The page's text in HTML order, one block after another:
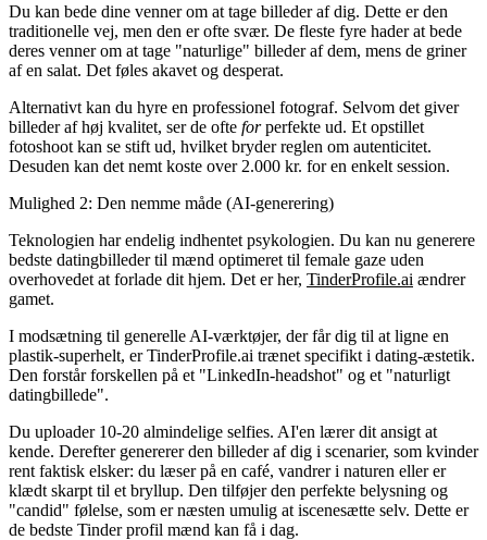
Du kan bede dine venner om at tage billeder af dig. Dette er den
traditionelle vej, men den er ofte svær. De fleste fyre hader at bede
deres venner om at tage "naturlige" billeder af dem, mens de griner
af en salat. Det føles akavet og desperat.
Alternativt kan du hyre en professionel fotograf. Selvom det giver
billeder af høj kvalitet, ser de ofte forperfekte ud. Et opstillet
fotoshoot kan se stift ud, hvilket bryder reglen om autenticitet.
Desuden kan det nemt koste over 2.000 kr. for en enkelt session.
Mulighed 2: Den nemme måde (AI-generering)
Teknologien har endelig indhentet psykologien. Du kan nu generere
bedste datingbilleder til mænd optimeret til female gaze uden
overhovedet at forlade dit hjem. Det er her, TinderProfile.ai ændrer
gamet.
I modsætning til generelle AI-værktøjer, der får dig til at ligne en
plastik-superhelt, er TinderProfile.ai trænet specifikt i dating-æstetik.
Den forstår forskellen på et "LinkedIn-headshot" og et "naturligt
datingbillede".
Du uploader 10-20 almindelige selfies. AI'en lærer dit ansigt at
kende. Derefter genererer den billeder af dig i scenarier, som kvinder
rent faktisk elsker: du læser på en café, vandrer i naturen eller er
klædt skarpt til et bryllup. Den tilføjer den perfekte belysning og
"candid" følelse, som er næsten umulig at iscenesætte selv. Dette er
de bedste Tinder profil mænd kan få i dag.